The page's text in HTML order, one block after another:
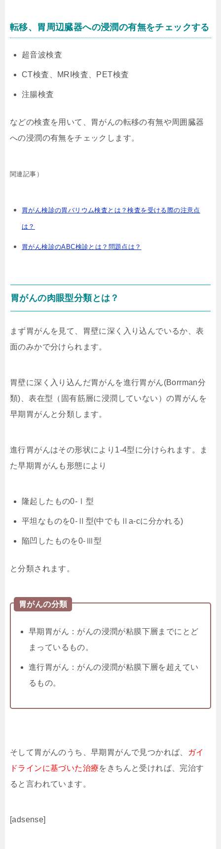
転移、胃周辺臓器への浸潤の有無をチェックする
超音波検査
CT検査、MRI検査、PET検査
注腸検査
などの検査を用いて、胃がんの転移の有無や周囲臓器
への浸潤の有無をチェックします。
関連記事）
胃がん検診の胃バリウム検査とは？検査を受ける際の注意点
は？
胃がん検診のABC検診とは？問題点は？
胃がんの肉眼型分類とは？
まず胃がんを見て、胃壁に深く入り込んでいるか、表
面のみかで分けられます。
胃壁に深く入り込んだ胃がんを進行胃がん(Borrman分
類)、表在型（固有筋層に浸潤していない）の胃がんを
早期胃がんと分類します。
進行胃がんはその形状により1-4型に分けられます。ま
た早期胃がんも形態により
隆起したもの0-Ⅰ型
平坦なものを0-Ⅱ型(中でもⅡa-cに分かれる)
陥凹したものを0-Ⅲ型
と分類されます。
胃がんの分類
早期胃がん：がんの浸潤が粘膜下層までにとど
まっているもの。
進行胃がん：がんの浸潤が粘膜下層を超えてい
るもの。
そして胃がんのうち、早期胃がんで見つかれば、
ガイ
ドラインに基づいた治療をきちんと受ければ、完治す
ると言われています。
[adsense]